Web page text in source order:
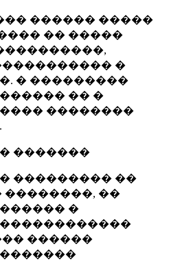
������ �����
�� �����
�
� ���������
�� �
��������
�������
��������� ��
��������, ��
�
������